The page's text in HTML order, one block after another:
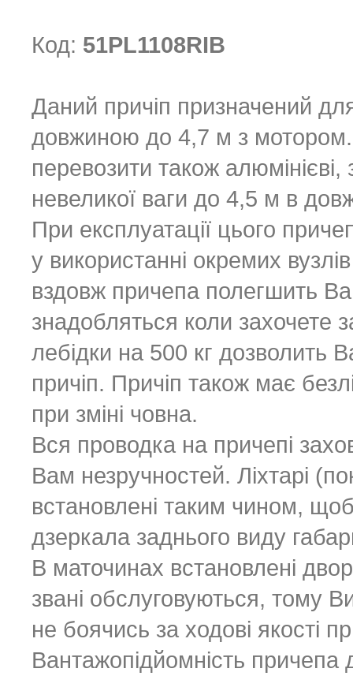
Код: 51PL1108RIB
Даний причіп призначений
довжиною до 4,7 м з
перевозити також алюмінієві,
невеликої ваги до 4,5 м в
При експлуатації цього
у використанні окремих
вздовж причепа полегшить
знадобляться коли захочете
лебідки на 500 кг дозволить
причіп. Причіп також має
при зміні човна.
Вся проводка на причепі
Вам незручностей. Ліхтарі
встановлені таким чином,
дзеркала заднього виду
В маточинах встановлені
звані обслуговуються, тому
не боячись за ходові якості
Вантажопідйомність причепа